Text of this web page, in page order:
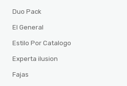
Duo Pack
El General
Estilo Por Catalogo
Experta ilusion
Fajas